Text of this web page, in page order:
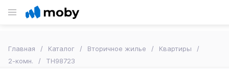
Главная Каталог Вторичное жилье
Квартиры
2-комн.
TH98723